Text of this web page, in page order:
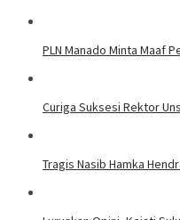
PLN Manado Minta Maaf
Curiga Suksesi Rektor
Tragis Nasib Hamka